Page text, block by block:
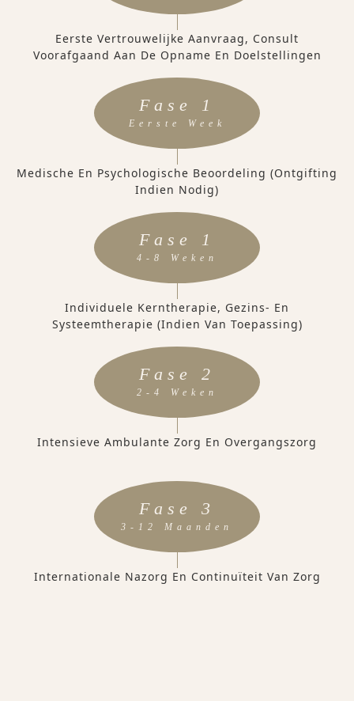
Eerste Vertrouwelijke Aanvraag, Consult
Voorafgaand Aan De Opname En Doelstellingen
Fase 1
Eerste Week
Medische En Psychologische Beoordeling (ontgifting
Indien Nodig)
Fase 1
4-8 Weken
Individuele Kerntherapie, Gezins- En
Systeemtherapie (indien Van Toepassing)
Fase 2
2-4 Weken
Intensieve Ambulante Zorg En Overgangszorg
Fase 3
3-12 Maanden
Internationale Nazorg En Continuïteit Van Zorg